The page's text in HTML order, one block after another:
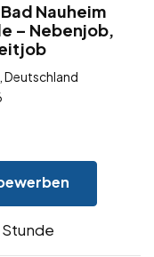
Nauheim
– Nebenjob,
Deutschland